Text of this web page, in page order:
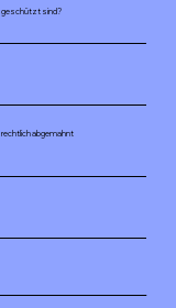
geschützt sind?
abgemahnt